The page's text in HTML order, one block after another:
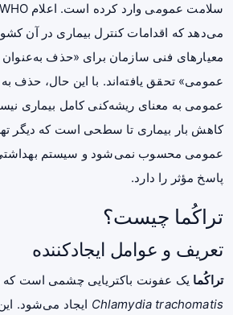
می‌دهد که اقدامات کنترل بیماری در آن
معیارهای فنی سازمان برای «حذف
عمومی» تحقق یافته‌اند. با این حال، حذف
عمومی به معنای ریشه‌کنی کامل بیماری
کاهش بار بیماری تا سطحی است که دیگر
عمومی محسوب نمی‌شود و سیستم بهداشتی
پاسخ مؤثر را دارد.
تراکُما چیست؟
تعریف و عوامل ایجادکننده
تراکُما یک عفونت باکتریایی چشمی است که
Chlamydia trachomatis ایجاد می‌شود.